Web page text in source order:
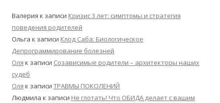
Валерия к записи Кризис 3 лет: симптомы и стратегия
поведения родителей
Ольга к записи Клод Саба: Биологическое
Депрограммирование болезней
Оля к записи Созависимые родители – архитекторы наших
судеб
Оля к записи ТРАВМЫ ПОКОЛЕНИЙ
Людмила к записи Не глотать! Что ОБИДА делает с вашим